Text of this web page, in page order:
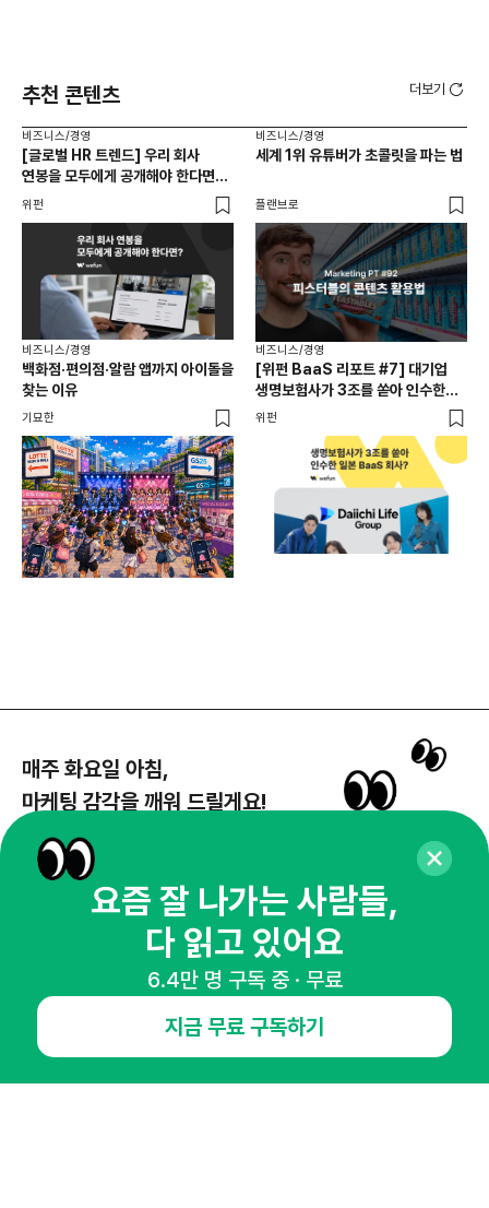
추천 콘텐츠 더보기
비즈니스/경영
[글로벌 HR 트렌드] 우리 회사
연봉을 모두에게 공개해야 한다면? |
급여 투명성 법, 해외 사례, 연봉
위펀
비즈니스/경영
세계 1위 유튜버가 초콜릿을 파는 법
플랜브로
비즈니스/경영
백화점·편의점·알람 앱까지 아이돌을
찾는 이유
기묘한
비즈니스/경영
[위펀 BaaS 리포트 #7] 대기업
생명보험사가 3조를 쏟아 인수한
일본 BaaS 회사의 정체는?
위펀
매주 화요일 아침,
마케팅 감각을 깨워 드릴게요!
뉴스레터 구독하기
오픈애즈란
요즘 잘 나가는 사람들,
다 읽고 있어요
6.4만 명 구독 중 · 무료
지금 무료 구독하기